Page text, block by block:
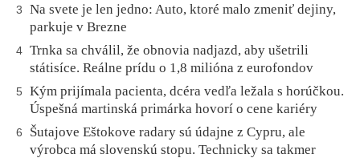
3
Na svete je len jedno: Auto, ktoré malo zmeniť dejiny,
parkuje v Brezne
4 Trnka sa chválil, že obnovia nadjazd, aby ušetrili
státisíce. Reálne prídu o 1,8 milióna z eurofondov
5
Kým prijímala pacienta, dcéra vedľa ležala s horúčkou.
Úspešná martinská primárka hovorí o cene kariéry
6
Šutajove Eštokove radary sú údajne z Cypru, ale
výrobca má slovenskú stopu. Technicky sa takmer